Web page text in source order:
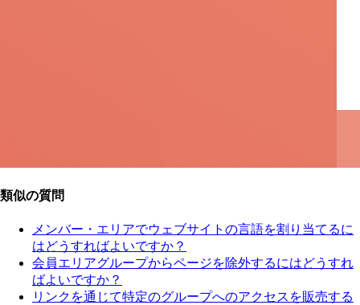
類似の質問
メンバー・エリアでウェブサイトの言語を割り当てるに
はどうすればよいですか？
会員エリアグループからページを除外するにはどうすれ
ばよいですか？
リンクを通じて特定のグループへのアクセスを販売する